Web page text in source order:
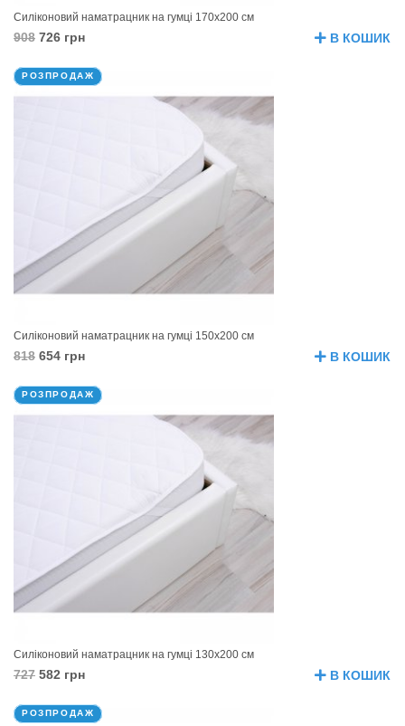
Силіконовий наматрацник на гумці 170х200 см
908 726 грн В КОШИК
РОЗПРОДАЖ
Силіконовий наматрацник на гумці 150х200 см
818 654 грн В КОШИК
РОЗПРОДАЖ
Силіконовий наматрацник на гумці 130х200 см
727 582 грн В КОШИК
РОЗПРОДАЖ